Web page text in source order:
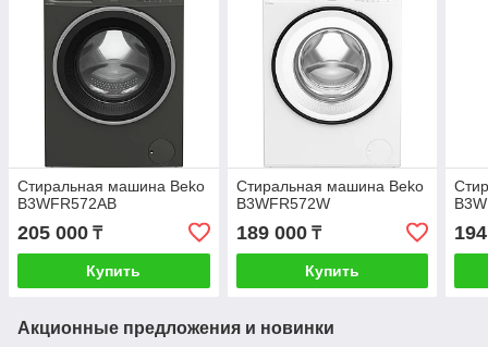
Стиральная машина Beko
B3WFR572AB
205 000 ₸
Купить
Стиральная машина Beko
B3WFR572W
189 000₸
Купить
Акционные предложения и новинки